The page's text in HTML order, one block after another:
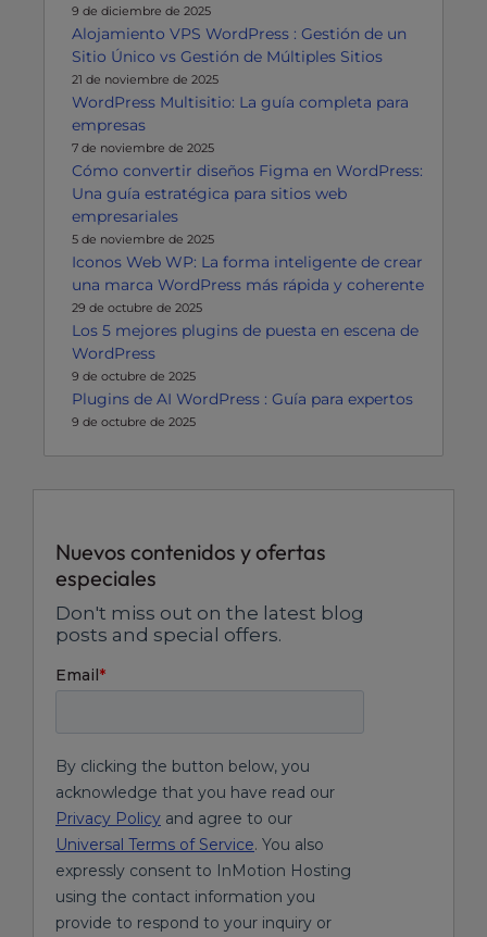
9 de diciembre de 2025
Alojamiento VPS WordPress : Gestión de un
Sitio Único vs Gestión de Múltiples Sitios
21 de noviembre de 2025
WordPress Multisitio: La guía completa para
empresas
7 de noviembre de 2025
Cómo convertir diseños Figma en WordPress:
Una guía estratégica para sitios web
empresariales
5 de noviembre de 2025
Iconos Web WP: La forma inteligente de crear
una marca WordPress más rápida y coherente
29 de octubre de 2025
Los 5 mejores plugins de puesta en escena de
WordPress
9 de octubre de 2025
Plugins de AI WordPress : Guía para expertos
9 de octubre de 2025
Nuevos contenidos y ofertas
especiales